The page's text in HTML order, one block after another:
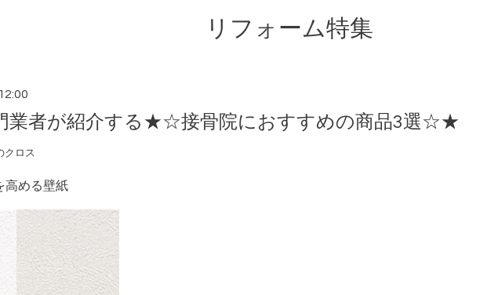
リフォーム特集
業者が紹介する★☆接骨院におすすめの商品3選☆★
クロス
める壁紙